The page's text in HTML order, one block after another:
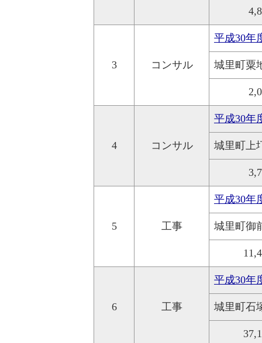
3 コンサル
平成30
城里町粟
4 コンサル
平成30
城里町上
5 工事
平成30
城里町御
6 工事
平成30
城里町石